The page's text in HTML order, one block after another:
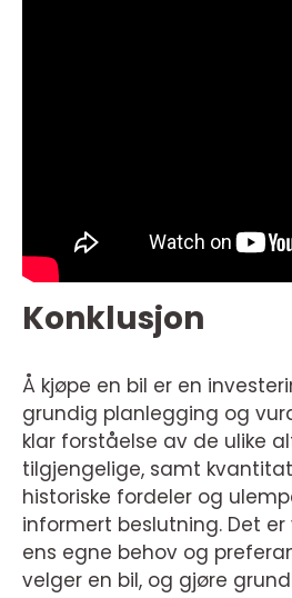
Konklusjon
Å kjøpe en bil er en
grundig planlegging og
klar forståelse av de ulike
tilgjengelige, samt
historiske fordeler og
informert beslutning. Det
ens egne behov og
velger en bil, og gjøre